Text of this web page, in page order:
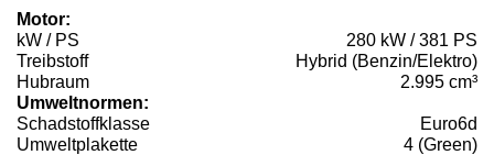
Motor:
kW / PS
280 kW / 381 PS
Treibstoff
Hybrid (Benzin/Elektro)
Hubraum
2.995 cm³
Umweltnormen:
Schadstoffklasse
Euro6d
Umweltplakette
4 (Green)